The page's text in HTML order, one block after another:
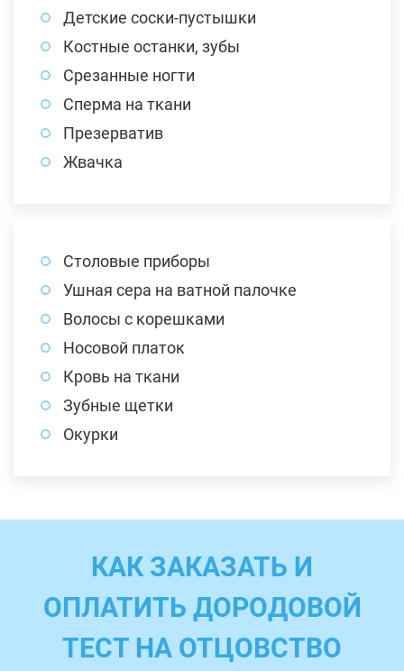
Детские соски-пустышки
Костные останки, зубы
Срезанные ногти
Сперма на ткани
Презерватив
Жвачка
Столовые приборы
Ушная сера на ватной палочке
Волосы с корешками
Носовой платок
Кровь на ткани
Зубные щетки
Окурки
КАК ЗАКАЗАТЬ И
ОПЛАТИТЬ ДОРОДОВОЙ
ТЕСТ НА ОТЦОВСТВО